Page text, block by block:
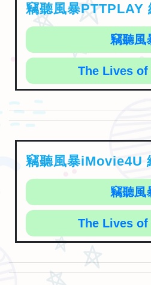
竊聽風暴PTTPLAY
竊聽風
The Lives
竊聽風暴iMovie4U
竊聽風
The Lives